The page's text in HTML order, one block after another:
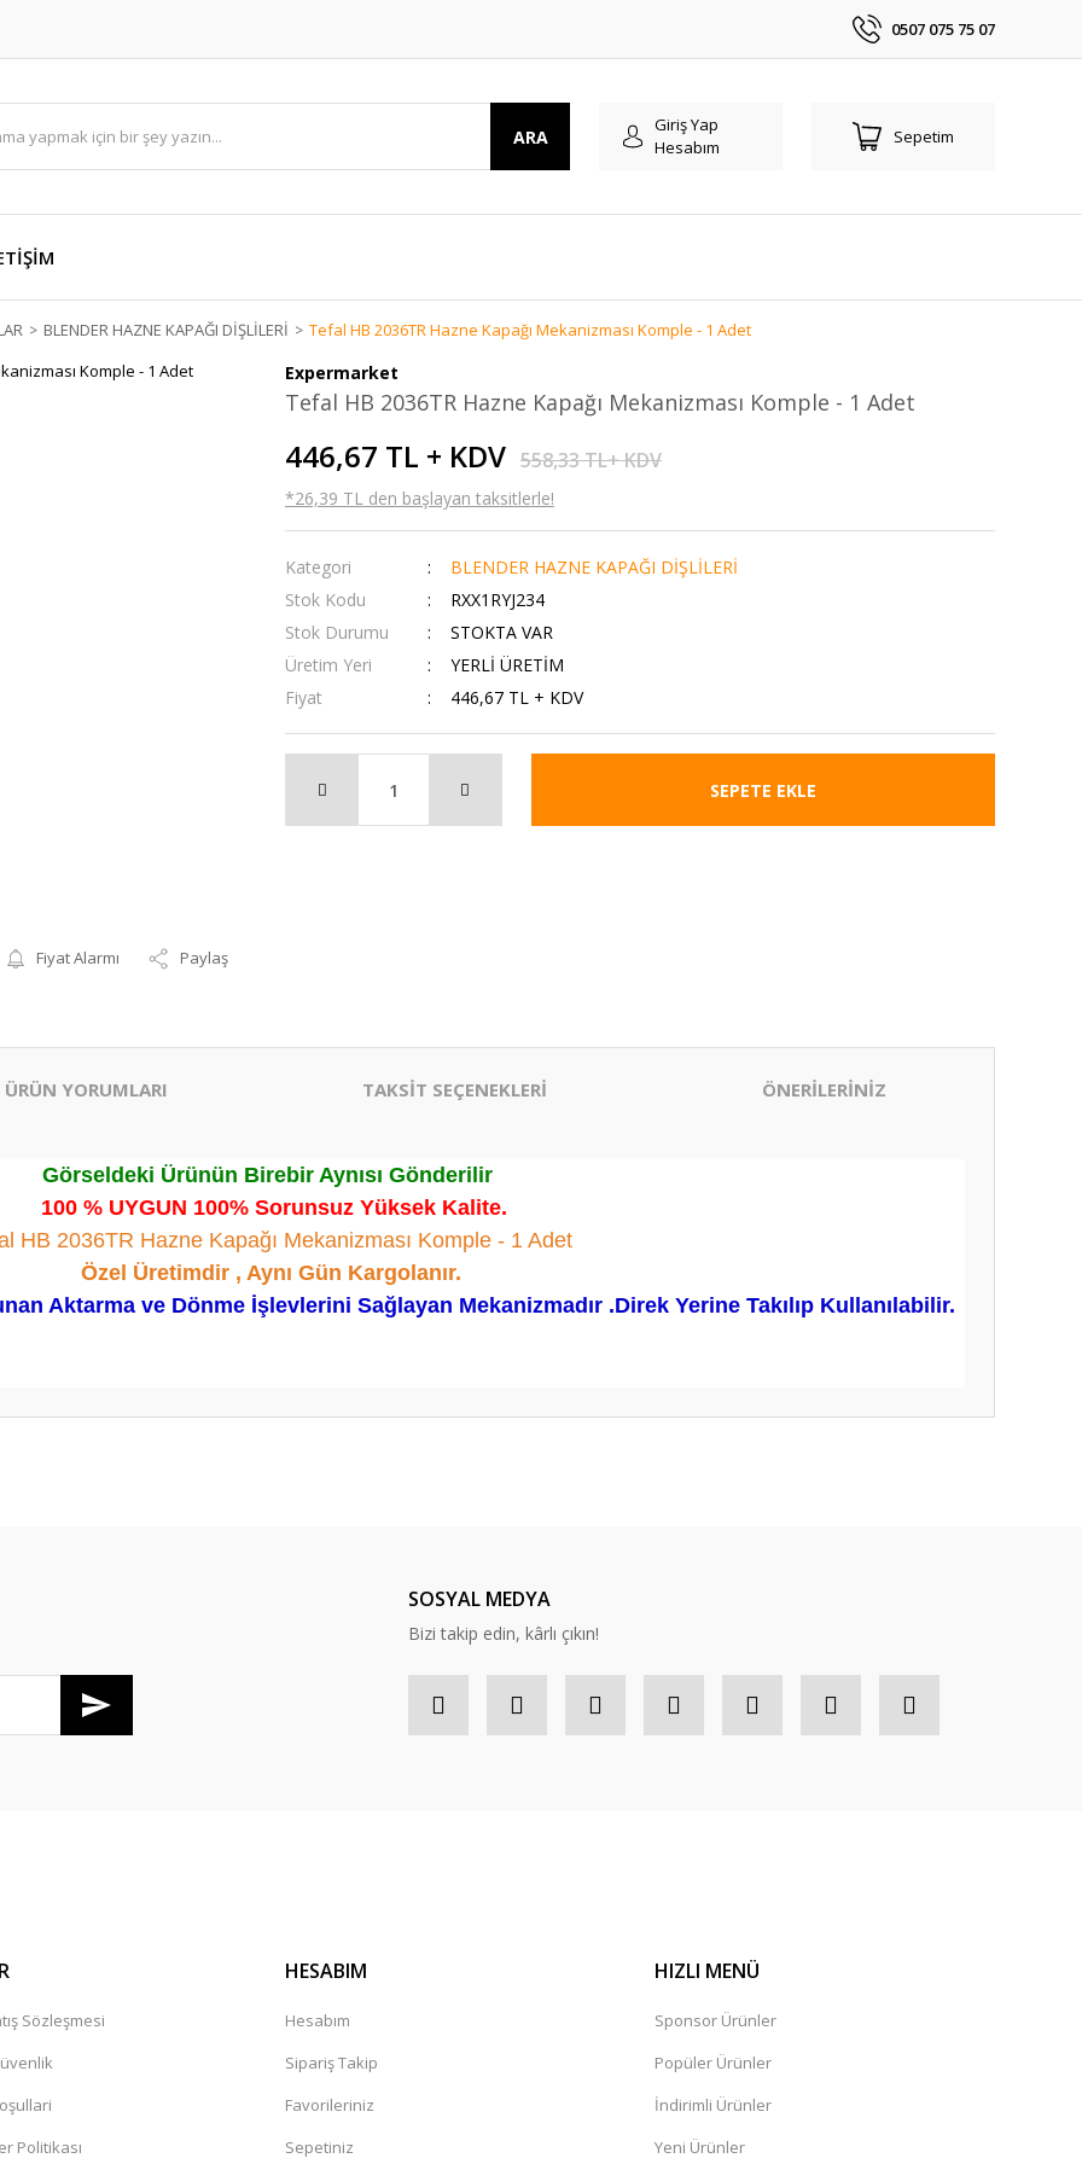
0507 075 75 07
ARA
Giriş Yap
Hesabım
Sepetim
BLENDER HAZNE KAPAĞI DİŞLİLERİ Tefal HB 2036TR Hazne Kapağı Mekanizması Komple - 1 Adet
Fiyat Alarmı Paylaş
Expermarket
Tefal HB 2036TR Hazne Kapağı Mekanizması Komple - 1 Adet
446,67 TL + KDV 558,33 TL+ KDV
*26,39 TL den başlayan taksitlerle!
Kategori
BLENDER HAZNE KAPAĞI DİŞLİLERİ
Stok Kodu
RXX1RYJ234
Stok Durumu
STOKTA VAR
Üretim Yeri
YERLİ ÜRETİM
Fiyat
446,67 TL + KDV
SEPETE EKLE
ÜRÜN YORUMLARI TAKSİT SEÇENEKLERİ ÖNERİLERİNİZ
Görseldeki Ürünün Birebir Aynısı Gönderilir
100 % UYGUN 100% Sorunsuz Yüksek Kalite.
HB 2036TR Hazne Kapağı Mekanizması Komple - 1 Adet
Özel Üretimdir , Aynı Gün Kargolanır.
Aktarma ve Dönme İşlevlerini Sağlayan Mekanizmadır .Direk Yerine Takılıp Kullanılabilir.
SOSYAL MEDYA
Bizi takip edin, kârlı çıkın!
Sözleşmesi
Politikası
HESABIM
Hesabım
Sipariş Takip
Favorileriniz
Sepetiniz
HIZLI MENÜ
Sponsor Ürünler
Popüler Ürünler
İndirimli Ürünler
Yeni Ürünler